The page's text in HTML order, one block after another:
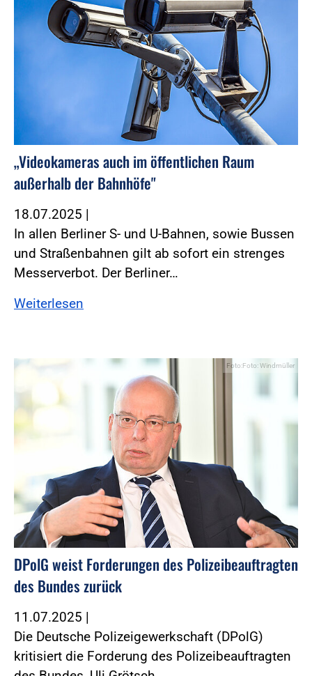
„Videokameras auch im öffentlichen Raum
außerhalb der Bahnhöfe"
18.07.2025 |
In allen Berliner S- und U-Bahnen, sowie Bussen
und Straßenbahnen gilt ab sofort ein strenges
Messerverbot. Der Berliner…
Weiterlesen
Foto:Foto: Windmüller
DPolG weist Forderungen des Polizeibeauftragten
des Bundes zurück
11.07.2025 |
Die Deutsche Polizeigewerkschaft (DPolG)
kritisiert die Forderung des Polizeibeauftragten